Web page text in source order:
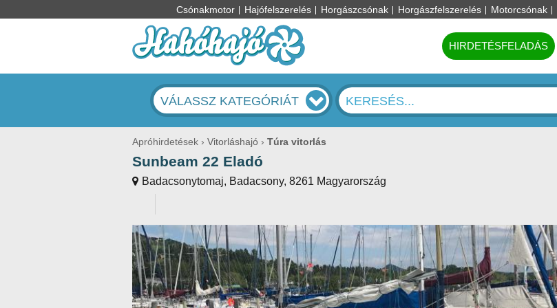
Csónakmotor Hajófelszerelés Horgászcsónak Horgászfelszerelés Motorcsónak
HIRDETÉSFELADÁS
VÁLASSZ KATEGÓRIÁT
Apróhirdetések Vitorláshajó Túra vitorlás
Sunbeam 22 Eladó
Badacsonytomaj, Badacsony, 8261 Magyarország